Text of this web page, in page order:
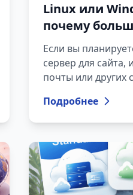
Linux или
почему
Linux
Если вы
сервер для сайта,
почты или других
операционной
Windows?
Подробнее